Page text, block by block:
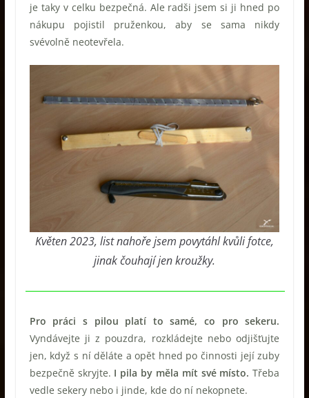
je taky v celku bezpečná. Ale radši jsem si ji hned po
nákupu pojistil pruženkou, aby se sama nikdy
svévolně neotevřela.
Květen 2023, list nahoře jsem povytáhl kvůli fotce,
jinak čouhají jen kroužky.
Pro práci s pilou platí to samé, co pro sekeru.
Vyndávejte ji z pouzdra, rozkládejte nebo odjišťujte
jen, když s ní děláte a opět hned po činnosti její zuby
bezpečně skryjte. I pila by měla mít své místo. Třeba
vedle sekery nebo i jinde, kde do ní nekopnete.